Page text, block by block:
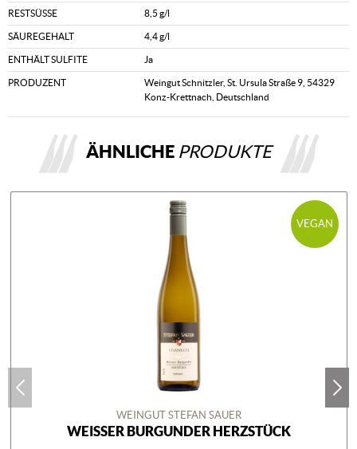
RESTSÜSSE 8,5 g/l
SÄUREGEHALT 4,4 g/l
ENTHÄLT SULFITE Ja
PRODUZENT
Weingut Schnitzler, St. Ursula Straße 9, 54329
Konz-Krettnach, Deutschland
ÄHNLICHE PRODUKTE
VEGAN
WEINGUT STEFAN SAUER
WEISSER BURGUNDER HERZSTÜCK